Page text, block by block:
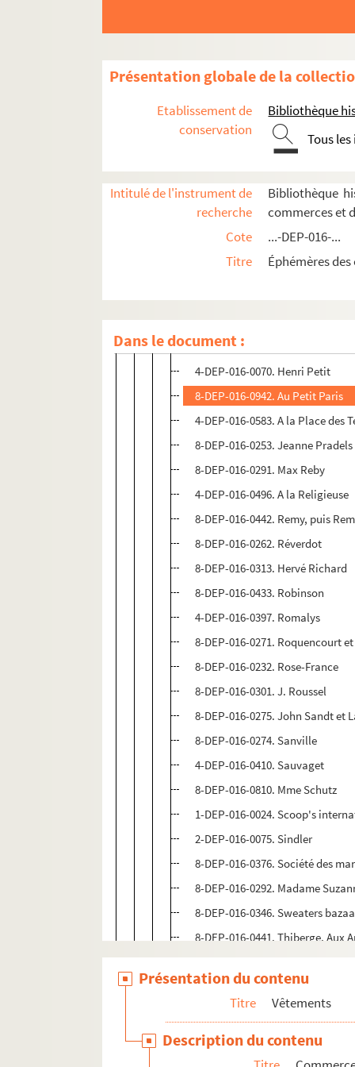
Présentation globale de la
Etablissement de
conservation
Bibliothèque
Tous
Intitulé de l'instrument de
recherche
Bibliothèque
commerces et
Cote
...-DEP-016-...
Titre
Éphémères
Dans le document :
Marny
4-DEP-016-0646. Melika
8-DEP-016-0222. Soeurs Mesnard
8-DEP-016-0226. B. Monti
Nicoll, puis H.J. Nicoll and
2-DEP-016-0054. Parry
4-DEP-016-0070. Henri Petit
8-DEP-016-0942. Au Petit Paris
4-DEP-016-0583. A la Place des
8-DEP-016-0253. Jeanne Pradels
8-DEP-016-0291. Max Reby
4-DEP-016-0496. A la Religieuse
8-DEP-016-0442. Remy, puis
8-DEP-016-0262. Réverdot
8-DEP-016-0313. Hervé Richard
8-DEP-016-0433. Robinson
4-DEP-016-0397. Romalys
8-DEP-016-0271. Roquencourt
8-DEP-016-0232. Rose-France
8-DEP-016-0301. J. Roussel
8-DEP-016-0275. John Sandt et
8-DEP-016-0274. Sanville
4-DEP-016-0410. Sauvaget
8-DEP-016-0810. Mme Schutz
1-DEP-016-0024. Scoop's
2-DEP-016-0075. Sindler
8-DEP-016-0376. Société des
8-DEP-016-0292. Madame
8-DEP-016-0346. Sweaters
8-DEP-016-0441. Thiberge, Aux
4-DEP-016-0266. L. Tribout,
8-DEP-016-0437. L. Tronchon
4-DEP-016-0452. Valrose
4-DEP-016-0486. Vanina
Présentation du contenu
Titre Vêtements
Description du contenu